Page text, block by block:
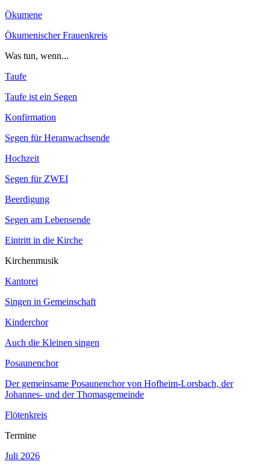
Ökumene
Ökumenischer Frauenkreis
Was tun, wenn...
Taufe
Taufe ist ein Segen
Konfirmation
Segen für Heranwachsende
Hochzeit
Segen für ZWEI
Beerdigung
Segen am Lebensende
Eintritt in die Kirche
Kirchenmusik
Kantorei
Singen in Gemeinschaft
Kinderchor
Auch die Kleinen singen
Posaunenchor
Der gemeinsame Posaunenchor von Hofheim-Lorsbach, der
Johannes- und der Thomasgemeinde
Flötenkreis
Termine
Juli 2026